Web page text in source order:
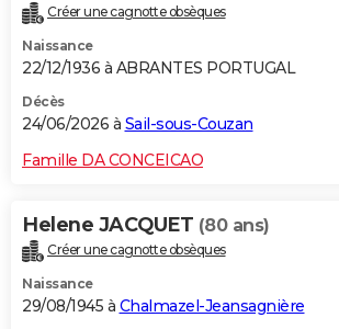
Créer une cagnotte obsèques
Naissance
22/12/1936 à ABRANTES PORTUGAL
Décès
24/06/2026 à Sail-sous-Couzan
Famille DA CONCEICAO
Helene JACQUET (80 ans)
Créer une cagnotte obsèques
Naissance
29/08/1945 à Chalmazel-Jeansagnière